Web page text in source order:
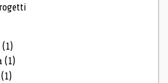
(1)
(1)
(1)